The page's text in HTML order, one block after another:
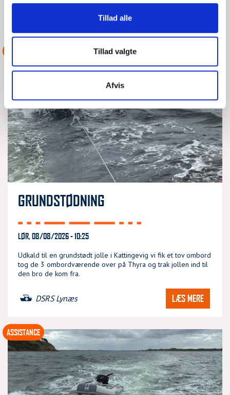
Tillad alle
Tillad valgte
Afvis
GRUNDSTØDNING
LØR, 08/08/2026 - 10:25
Udkald til en grundstødt jolle i Kattingevig vi fik et tov ombord
tog de 3 ombordværende over på Thyra og trak jollen ind til
den bro de kom fra.
DSRS Lynæs LÆS MERE
ASSISTANCE